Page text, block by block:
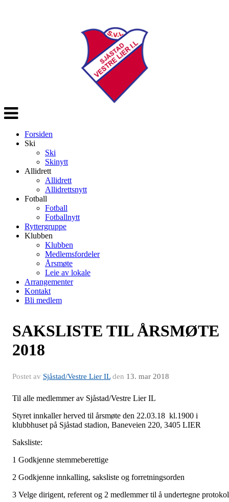
Veksle
navigasjon
Forsiden
Ski
Ski
Skinytt
Allidrett
Allidrett
Allidrettsnytt
Fotball
Fotball
Fotballnytt
Ryttergruppe
Klubben
Klubben
Medlemsfordeler
Årsmøte
Leie av lokale
Arrangementer
Kontakt
Bli medlem
SAKSLISTE TIL ÅRSMØTE
2018
Postet av Sjåstad/Vestre Lier ILden 13. mar 2018
Til alle medlemmer av Sjåstad/Vestre Lier IL
Styret innkaller herved til årsmøte den 22.03.18 kl.1900 i
klubbhuset på Sjåstad stadion, Baneveien 220, 3405 LIER
Saksliste:
1 Godkjenne stemmeberettige
2 Godkjenne innkalling, saksliste og forretningsorden
3 Velge dirigent, referent og 2 medlemmer til å undertegne